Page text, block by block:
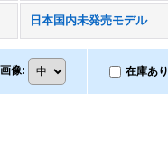
日本国内未発売モデル
画像: 在庫あり